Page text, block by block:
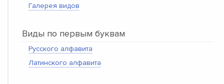
Галерея видов
Виды по первым буквам
Русского алфавита
Латинского алфавита